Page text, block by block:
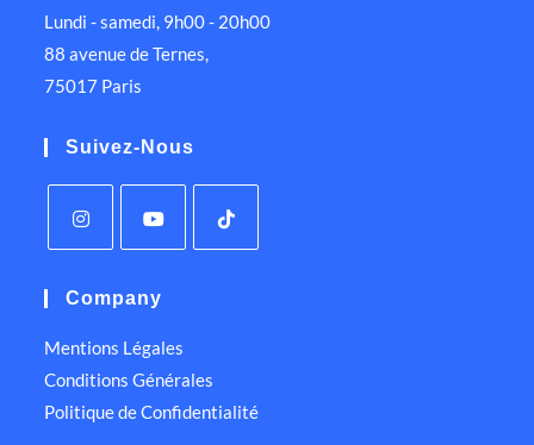
Lundi - samedi, 9h00 - 20h00
88 avenue de Ternes,
75017 Paris
Suivez-Nous
Company
Mentions Légales
Conditions Générales
Politique de Confidentialité